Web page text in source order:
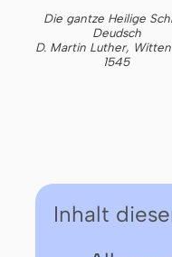
Die gantze Heilige
Deudsch
D. Martin Luther,
1545
Inhalt